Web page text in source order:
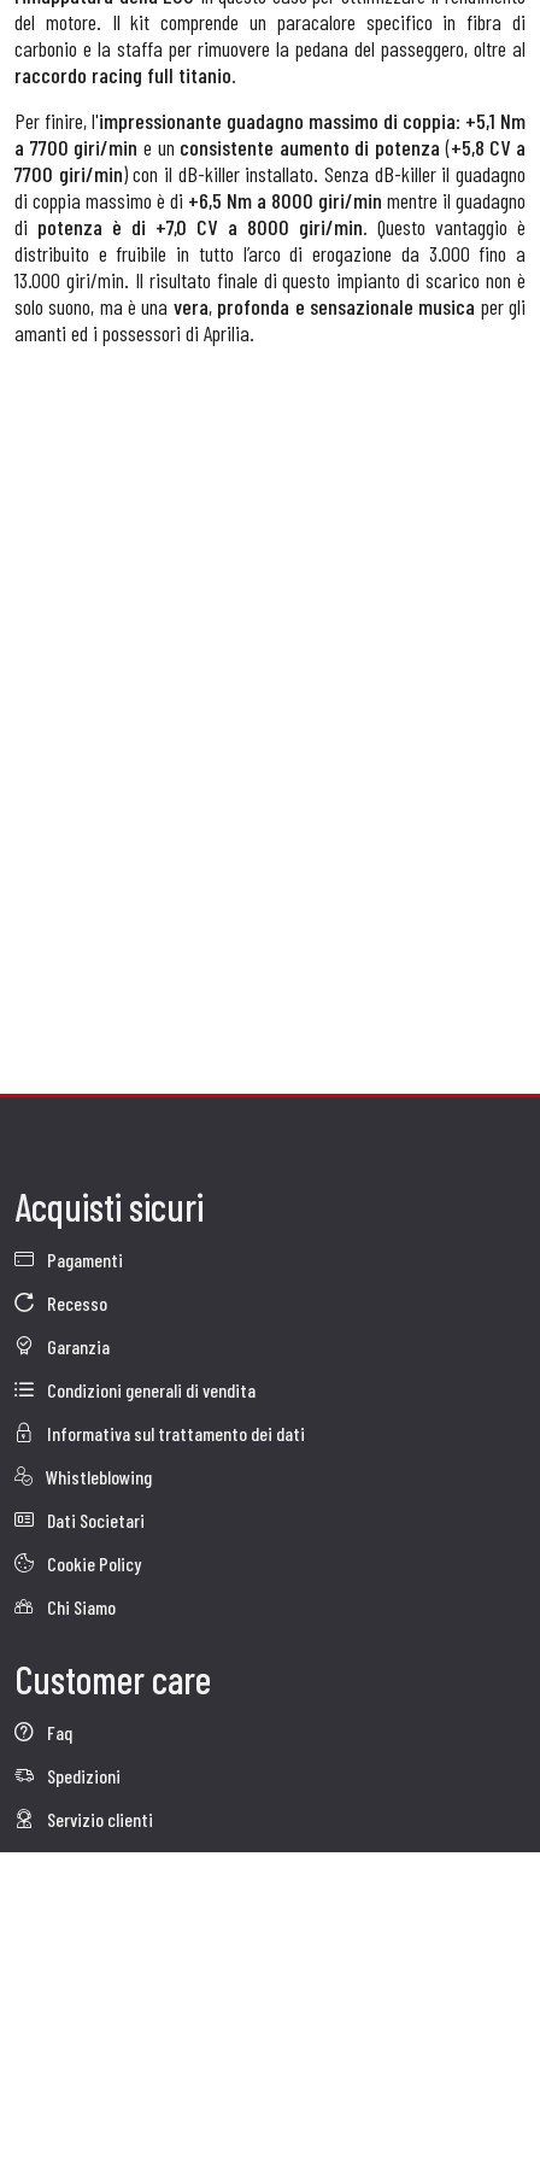
del motore. Il kit comprende un paracalore specifico in fibra di
carbonio e la staffa per rimuovere la pedana del passeggero, oltre al
raccordo racing full titanio.
Per finire, l'impressionante guadagno massimo di coppia: +5,1 Nm
a 7700 giri/min e un consistente aumento di potenza(+5,8 CV a
7700 giri/min) con il dB-killer installato. Senza dB-killer il guadagno
di coppia massimo è di +6,5 Nm a 8000 giri/min mentre il guadagno
di potenza è di +7,0 CV a 8000 giri/min. Questo vantaggio è
distribuito e fruibile in tutto l’arco di erogazione da 3.000 fino a
13.000 giri/min. Il risultato finale di questo impianto di scarico non è
solo suono, ma è una vera,profonda e sensazionale musica per gli
amanti ed i possessori di Aprilia.
Acquisti sicuri
Pagamenti
Recesso
Garanzia
Condizioni generali di vendita
Informativa sul trattamento dei dati
Whistleblowing
Dati Societari
Cookie Policy
Chi Siamo
Customer care
Faq
Spedizioni
Servizio clienti